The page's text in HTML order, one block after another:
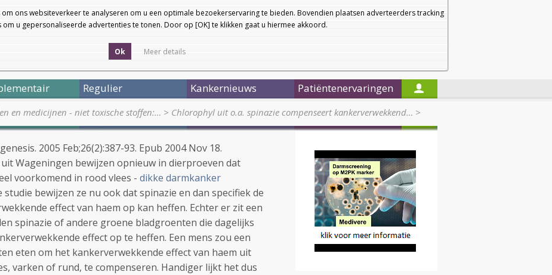
ons websiteverkeer te analyseren om u een optimale bezoekerservaring te bieden. Bovendien plaatsen adverteerders tracking
om u gepersonaliseerde advertenties te tonen. Door op [OK] te klikken gaat u hiermee akkoord.
Ok Meer details
a
a
Nieuwsbrief
Startpagina
Regulier Kankernieuws Patiëntenervaringen
en medicijnen - niet toxische stoffen:… > Chlorophyl uit o.a. spinazie compenseert kankerverwekkend… >
2005 Feb;26(2):387-93. Epub 2004 Nov 18.
Wageningen bewijzen opnieuw in dierproeven dat
voorkomend in rood vlees - dikke darmkanker
bewijzen ze nu ook dat spinazie en dan specifiek de
effect van haem op kan heffen. Echter er zit een
spinazie of andere groene bladgroenten die dagelijks
effect op te heffen. Een mens zou een
eten om het kankerverwekkende effect van haem uit
varken of rund, te compenseren. Handiger lijkt het dus